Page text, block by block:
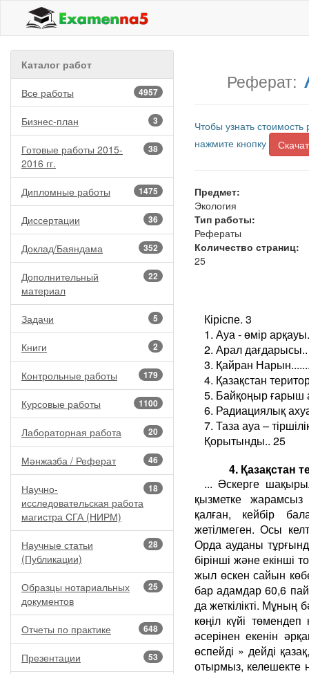
Каталог работ
4957
Все работы
3
Бизнес-план
38
Готовые работы 2015-
2016 гг.
1475
Дипломные работы
36
Диссертации
352
Доклад/Баяндама
22
Дополнительный
материал
5
Задачи
2
Книги
179
Контрольные работы
1100
Курсовые работы
20
Лабораторная работа
46
Мәнжазба / Реферат
18
Научно-
исследовательская работа
магистра СГА (НИРМ)
28
Научные статьи
(Публикации)
25
Образцы нотариальных
документов
648
Отчеты по практике
53
Презентации
Реферат:
Чтобы узнать
нажмите кнопку
Предмет:
Экология
Тип работы:
Рефераты
Количество страниц:
25
Кіріспе. 3
1. Ауа - өмір
2. Арал
3. Қайран
4. Қазақстан
5. Байқоңыр ғарыш
6. Радиациялық
7. Таза ауа –
Қорытынды.. 25
4. Қазақстан
... Әскерге
қызметке
қалған, кейбір
жетілмеген. Осы
Орда ауданы
бірінші және екінші
жыл өскен сайын
бар адамдар 60,6
да жеткілікті. Мұның
көңіл күйі
әсерінен екенін
өспейді » дейді
отырмыз, келешекте